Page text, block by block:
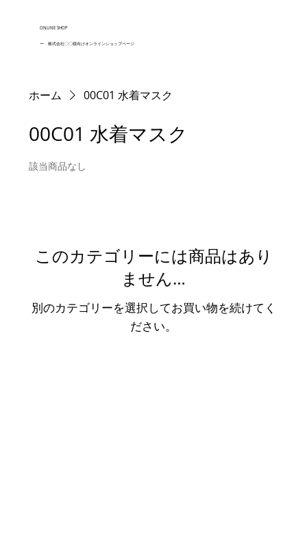
ONLINE SHOP
ー 株式会社〇〇様向けオンラインショップページ
ホーム 00C01 水着マスク
00C01 水着マスク
該当商品なし
このカテゴリーには商品はあり
ません…
別のカテゴリーを選択してお買い物を続けてく
ださい。